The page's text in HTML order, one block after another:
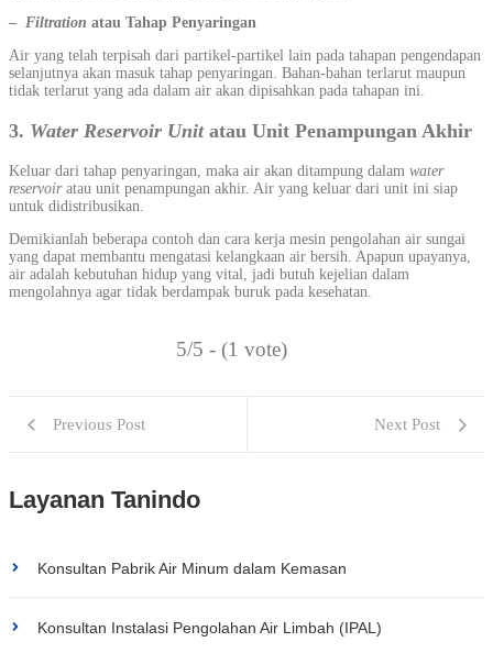
– Filtration atau Tahap Penyaringan
Air yang telah terpisah dari partikel-partikel lain pada tahapan pengendapan
selanjutnya akan masuk tahap penyaringan. Bahan-bahan terlarut maupun
tidak terlarut yang ada dalam air akan dipisahkan pada tahapan ini.
3. Water Reservoir Unit atau Unit Penampungan Akhir
Keluar dari tahap penyaringan, maka air akan ditampung dalam water
reservoiratau unit penampungan akhir. Air yang keluar dari unit ini siap
untuk didistribusikan.
Demikianlah beberapa contoh dan cara kerja mesin pengolahan air sungai
yang dapat membantu mengatasi kelangkaan air bersih. Apapun upayanya,
air adalah kebutuhan hidup yang vital, jadi butuh kejelian dalam
mengolahnya agar tidak berdampak buruk pada kesehatan.
5/5 - (1 vote)
Previous Post Next Post
Layanan Tanindo
Konsultan Pabrik Air Minum dalam Kemasan
Konsultan Instalasi Pengolahan Air Limbah (IPAL)